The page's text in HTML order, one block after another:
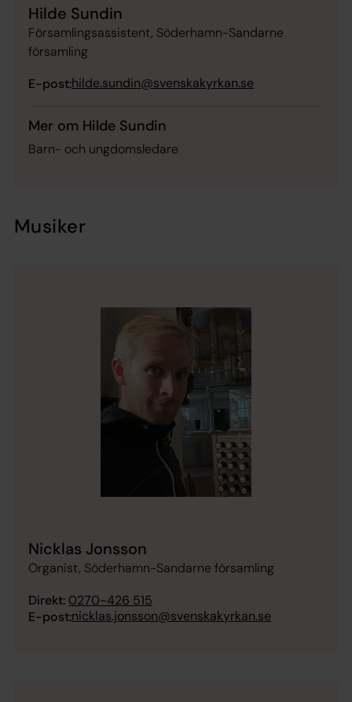
Hilde Sundin
Församlingsassistent, Söderhamn-Sandarne
församling
E-post:hilde.sundin@svenskakyrkan.se
Mer om Hilde Sundin
Barn- och ungdomsledare
Musiker
Nicklas Jonsson
Organist, Söderhamn-Sandarne församling
Direkt: 0270-426 515
E-post:nicklas.jonsson@svenskakyrkan.se